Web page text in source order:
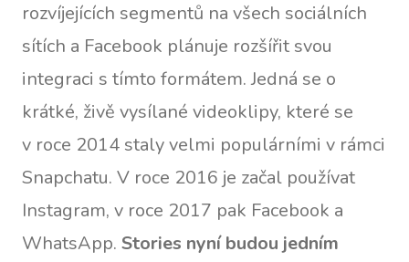
rozvíjejících segmentů na všech sociálních
sítích a Facebook plánuje rozšířit svou
integraci s tímto formátem. Jedná se o
krátké, živě vysílané videoklipy, které se
v roce 2014 staly velmi populárními v rámci
Snapchatu. V roce 2016 je začal používat
Instagram, v roce 2017 pak Facebook a
WhatsApp. Stories nyní budou jedním